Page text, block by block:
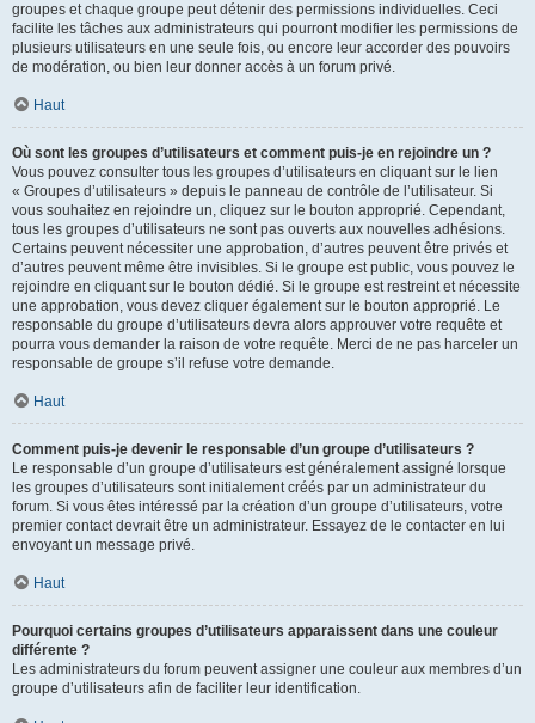
groupes et chaque groupe peut détenir des permissions individuelles. Ceci
facilite les tâches aux administrateurs qui pourront modifier les permissions de
plusieurs utilisateurs en une seule fois, ou encore leur accorder des pouvoirs
de modération, ou bien leur donner accès à un forum privé.
Haut
Où sont les groupes d’utilisateurs et comment puis-je en rejoindre un ?
Vous pouvez consulter tous les groupes d’utilisateurs en cliquant sur le lien
« Groupes d’utilisateurs » depuis le panneau de contrôle de l’utilisateur. Si
vous souhaitez en rejoindre un, cliquez sur le bouton approprié. Cependant,
tous les groupes d’utilisateurs ne sont pas ouverts aux nouvelles adhésions.
Certains peuvent nécessiter une approbation, d’autres peuvent être privés et
d’autres peuvent même être invisibles. Si le groupe est public, vous pouvez le
rejoindre en cliquant sur le bouton dédié. Si le groupe est restreint et nécessite
une approbation, vous devez cliquer également sur le bouton approprié. Le
responsable du groupe d’utilisateurs devra alors approuver votre requête et
pourra vous demander la raison de votre requête. Merci de ne pas harceler un
responsable de groupe s’il refuse votre demande.
Haut
Comment puis-je devenir le responsable d’un groupe d’utilisateurs ?
Le responsable d’un groupe d’utilisateurs est généralement assigné lorsque
les groupes d’utilisateurs sont initialement créés par un administrateur du
forum. Si vous êtes intéressé par la création d’un groupe d’utilisateurs, votre
premier contact devrait être un administrateur. Essayez de le contacter en lui
envoyant un message privé.
Haut
Pourquoi certains groupes d’utilisateurs apparaissent dans une couleur
différente ?
Les administrateurs du forum peuvent assigner une couleur aux membres d’un
groupe d’utilisateurs afin de faciliter leur identification.